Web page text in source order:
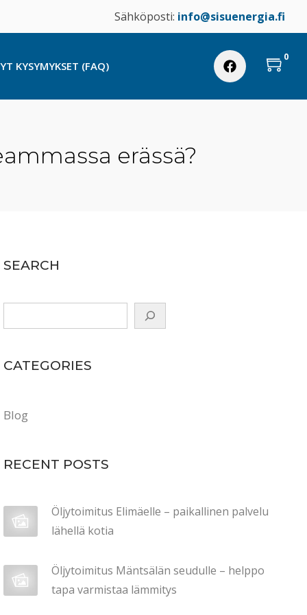
Sähköposti: info@sisuenergia.fi
KYSYMYKSET (FAQ)
0
erässä?
SEARCH
CATEGORIES
Blog
RECENT POSTS
Öljytoimitus Elimäelle – paikallinen palvelu
lähellä kotia
Öljytoimitus Mäntsälän seudulle – helppo
tapa varmistaa lämmitys